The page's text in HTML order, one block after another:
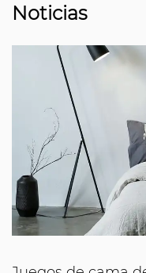
Noticias